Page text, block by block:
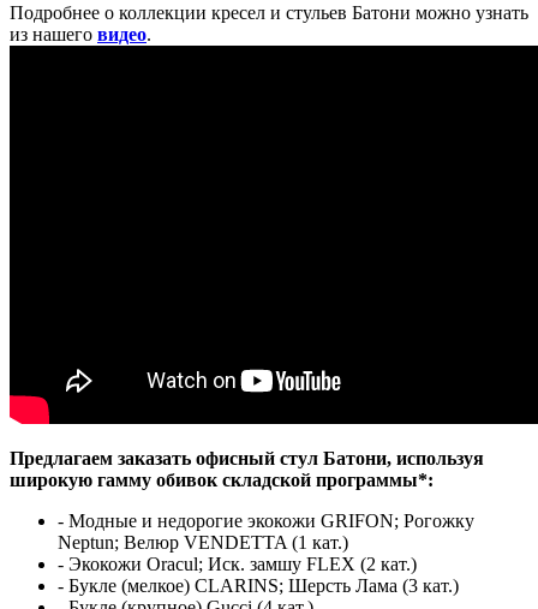
Подробнее о коллекции кресел и стульев Батони можно узнать
из нашего видео.
Предлагаем заказать офисный стул Батони, используя
широкую гамму обивок складской программы*:
- Модные и недорогие экокожи GRIFON; Рогожку
Neptun; Велюр VENDETTA (1 кат.)
- Экокожи Oracul; Иск. замшу FLEX (2 кат.)
- Букле (мелкое) CLARINS; Шерсть Лама (3 кат.)